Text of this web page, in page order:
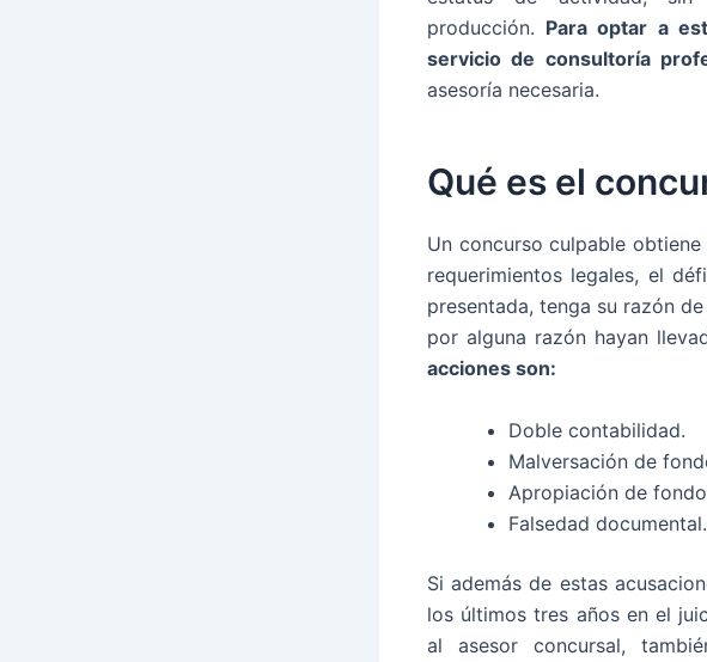
producción. Para optar a
servicio de consultoría
asesoría necesaria.
Qué es el
Un concurso culpable
requerimientos legales, el
presentada, tenga su razón
por alguna razón hayan
acciones son:
Doble contabilidad.
Malversación de
Apropiación de
Falsedad documental.
Si además de estas
los últimos tres años en el
al asesor concursal,